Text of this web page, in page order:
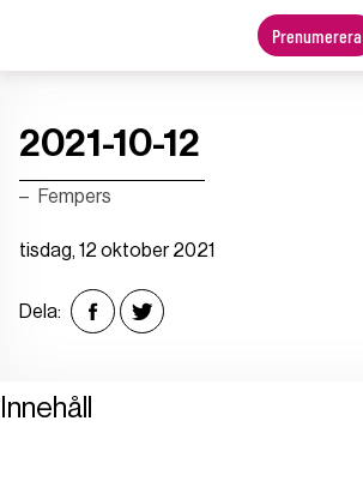
Prenumerera
2021-10-12
Fempers
tisdag, 12 oktober 2021
Dela:
Innehåll